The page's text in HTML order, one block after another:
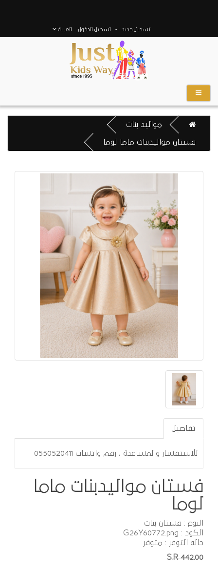
تسجيل جديد - تسجيل الدخول العربية
مواليد بنات
فستان مواليدبنات ماما لوما
تفاصيل
للاستفسار والمساعدة ، رقم واتساب 0550520411
فستان مواليدبنات ماما
لوما
النوع : فستان بنات
الكود : G26Y60772.png
حالة التوفر : متوفر
S.R 442.00